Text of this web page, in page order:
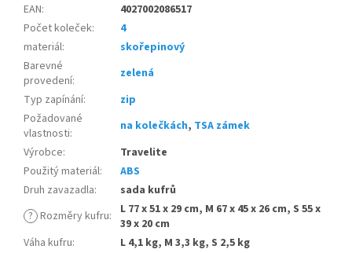
EAN:
4027002086517
Počet koleček:
4
materiál:
skořepinový
Barevné
provedení:
zelená
Typ zapínání:
zip
Požadované
vlastnosti: na kolečkách, TSA zámek
Výrobce:
Travelite
Použitý materiál:
ABS
Druh zavazadla:
sada kufrů
? Rozměry kufru:
L 77 x 51 x 29 cm, M 67 x 45 x 26 cm, S 55 x
39 x 20 cm
Váha kufru:
L 4,1 kg, M 3,3 kg, S 2,5 kg